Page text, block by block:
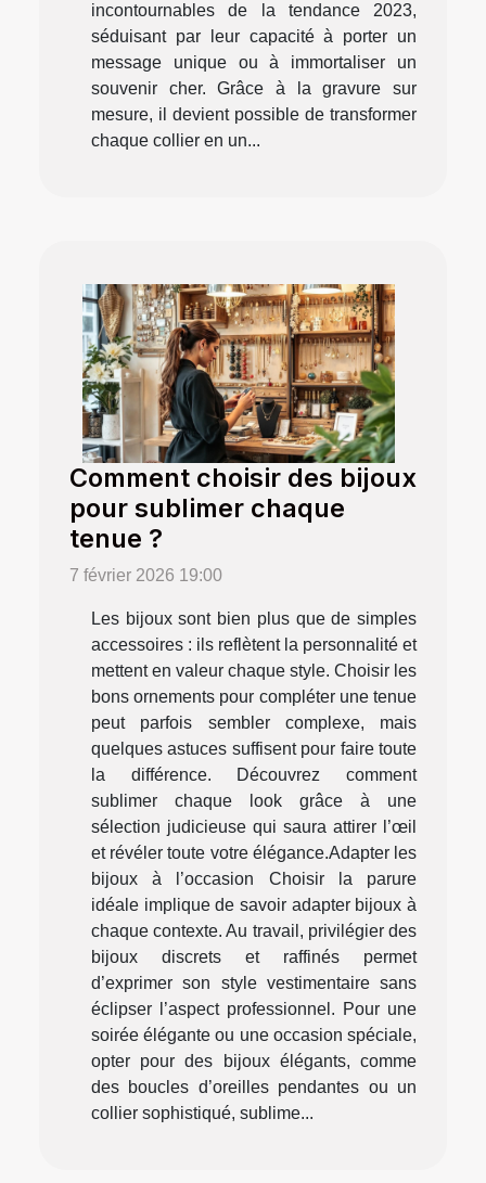
incontournables de la tendance 2023,
séduisant par leur capacité à porter un
message unique ou à immortaliser un
souvenir cher. Grâce à la gravure sur
mesure, il devient possible de transformer
chaque collier en un...
Comment choisir des bijoux
pour sublimer chaque
tenue ?
7 février 2026 19:00
Les bijoux sont bien plus que de simples
accessoires : ils reflètent la personnalité et
mettent en valeur chaque style. Choisir les
bons ornements pour compléter une tenue
peut parfois sembler complexe, mais
quelques astuces suffisent pour faire toute
la différence. Découvrez comment
sublimer chaque look grâce à une
sélection judicieuse qui saura attirer l’œil
et révéler toute votre élégance.Adapter les
bijoux à l’occasion Choisir la parure
idéale implique de savoir adapter bijoux à
chaque contexte. Au travail, privilégier des
bijoux discrets et raffinés permet
d’exprimer son style vestimentaire sans
éclipser l’aspect professionnel. Pour une
soirée élégante ou une occasion spéciale,
opter pour des bijoux élégants, comme
des boucles d’oreilles pendantes ou un
collier sophistiqué, sublime...